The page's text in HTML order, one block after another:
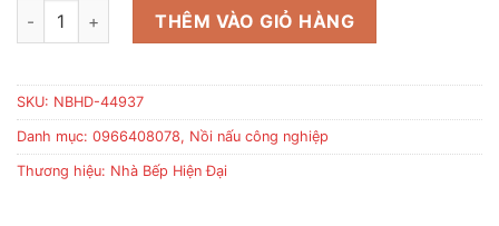
Máy Ép Nước Cốt Gia Đình số lượng
THÊM VÀO GIỎ HÀNG
SKU: NBHD-44937
Danh mục: 0966408078, Nồi nấu công nghiệp
Thương hiệu: Nhà Bếp Hiện Đại